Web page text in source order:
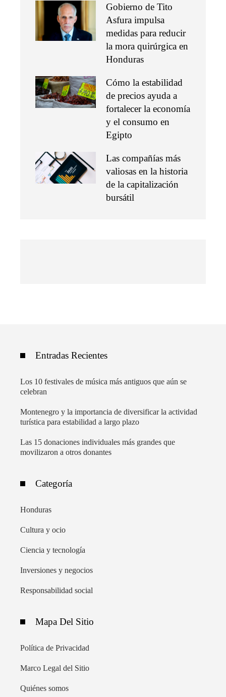
Gobierno de Tito
Asfura impulsa
medidas para reducir
la mora quirúrgica en
Honduras
Cómo la estabilidad
de precios ayuda a
fortalecer la economía
y el consumo en
Egipto
Las compañías más
valiosas en la historia
de la capitalización
bursátil
Entradas Recientes
Los 10 festivales de música más antiguos que aún se
celebran
Montenegro y la importancia de diversificar la actividad
turística para estabilidad a largo plazo
Las 15 donaciones individuales más grandes que
movilizaron a otros donantes
Categoría
Honduras
Cultura y ocio
Ciencia y tecnología
Inversiones y negocios
Responsabilidad social
Mapa Del Sitio
Política de Privacidad
Marco Legal del Sitio
Quiénes somos